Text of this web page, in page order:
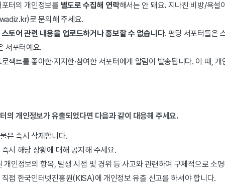
터의 개인정보를 별도로 수집해 연락해서는 안 돼요.지나친 비방/욕설
로 문의해 주세요.
토어 관련 내용을 업로드하거나 홍보할 수 없습니다. 펀딩 서포터들은
서포터예요.
젝트를 좋아한·지지한·참여한 서포터에게 알림이 발송됩니다. 이 때,
의 개인정보가 유출되었다면 다음과 같이 대응해 주세요.
은 즉시 삭제합니다.
시 해당 상황에 대해 공지해 주세요.
개인정보의 항목, 발생 시점 및 경위 등 사고와 관련하여 구체적으로 소
접 한국인터넷진흥원(KISA)에 개인정보 유출 신고를 하셔야 합니다.